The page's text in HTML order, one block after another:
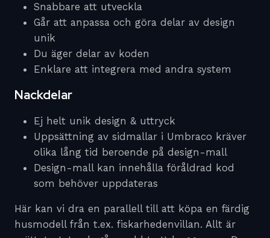
Snabbare att utveckla
Går att anpassa och göra delar av design
unik
Du äger delar av koden
Enklare att integrera med andra system
Nackdelar
Ej helt unik design & uttryck
Uppsättning av sidmallar i Umbraco kräver
olika lång tid beroende på design-mall
Design-mall kan innehålla föråldrad kod
som behöver uppdateras
Här kan vi dra en parallell till att köpa en färdig
husmodell från t.ex. fiskarhedenvillan. Allt är